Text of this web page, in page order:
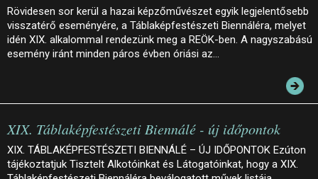
Rövidesen sor kerül a hazai képzőművészet egyik legjelentősebb
visszatérő eseményére, a Táblaképfestészeti Biennáléra, melyet
idén XIX. alkalommal rendezünk meg a REÖK-ben. A nagyszabású
esemény iránt minden páros évben óriási az…
XIX. Táblaképfestészeti Biennálé - új időpontok
XIX. TÁBLAKÉPFESTÉSZETI BIENNÁLÉ – ÚJ IDŐPONTOK Ezúton
tájékoztatjuk Tisztelt Alkotóinkat és Látogatóinkat, hogy a XIX.